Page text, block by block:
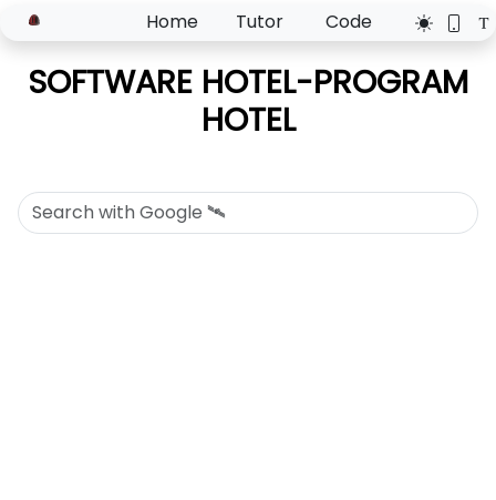
Home Tutor Code
SOFTWARE HOTEL-PROGRAM
HOTEL